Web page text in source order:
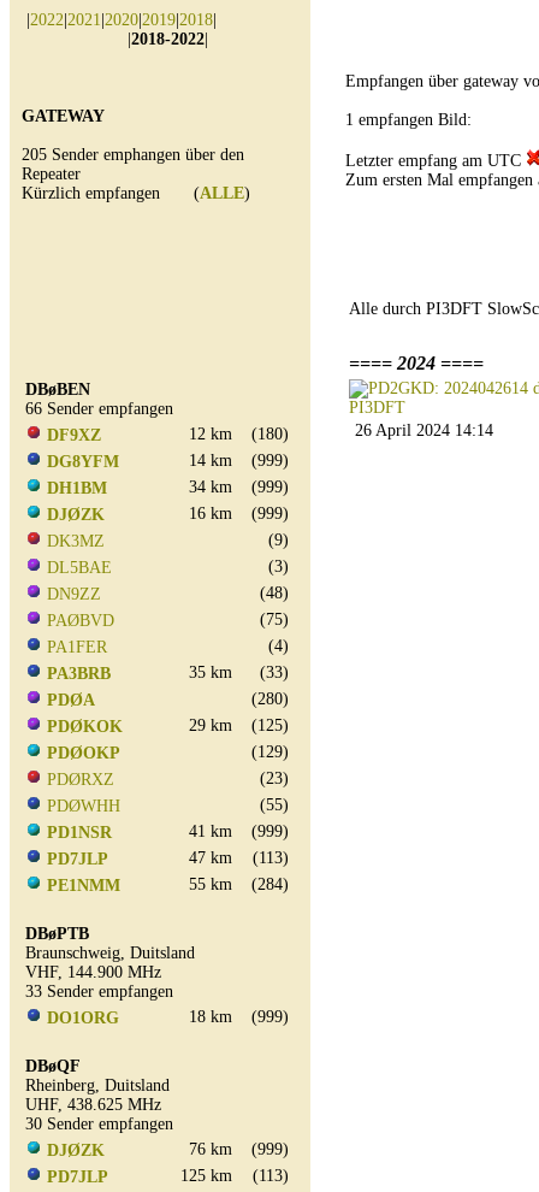
2022 2021 2020 2019 2018
2018-2022
GATEWAY
205 Sender emphangen über den
Repeater
Kürzlich empfangen (ALLE)
DBøBEN
66 Sender empfangen
DF9XZ
12 km
(180)
DG8YFM
14 km
(999)
DH1BM
34 km
(999)
DJØZK
16 km
(999)
DK3MZ
(9)
DL5BAE
(3)
DN9ZZ
(48)
PAØBVD
(75)
PA1FER
(4)
PA3BRB
35 km
(33)
PDØA
(280)
PDØKOK
29 km
(125)
PDØOKP
(129)
PDØRXZ
(23)
PDØWHH
(55)
PD1NSR
41 km
(999)
PD7JLP
47 km
(113)
PE1NMM
55 km (284)
DBøPTB
Braunschweig, Duitsland
VHF, 144.900 MHz
33 Sender empfangen
DO1ORG
18 km (999)
DBøQF
Rheinberg, Duitsland
UHF, 438.625 MHz
30 Sender empfangen
DJØZK
76 km
(999)
PD7JLP
125 km
(113)
Empfangen über gateway
1 empfangen Bild:
Letzter empfang am UTC
Zum ersten Mal
Alle durch PI3DFT
==== 2024 ====
26 April 2024 14:14